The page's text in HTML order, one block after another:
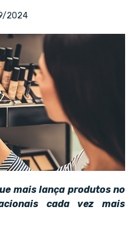
2024
mais lança produtos no
cada vez mais